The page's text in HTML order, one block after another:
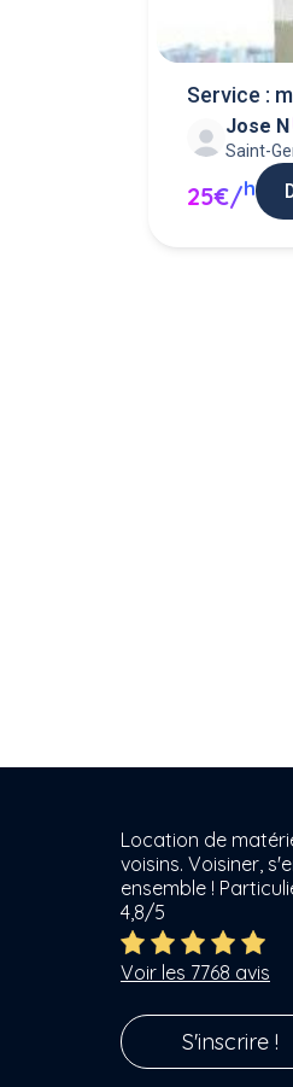
Service :
Jose N
Saint-
25€/h
Location de
voisins. Voisiner,
ensemble !
4,8/5
Voir les 7768 avis
S'inscrire !